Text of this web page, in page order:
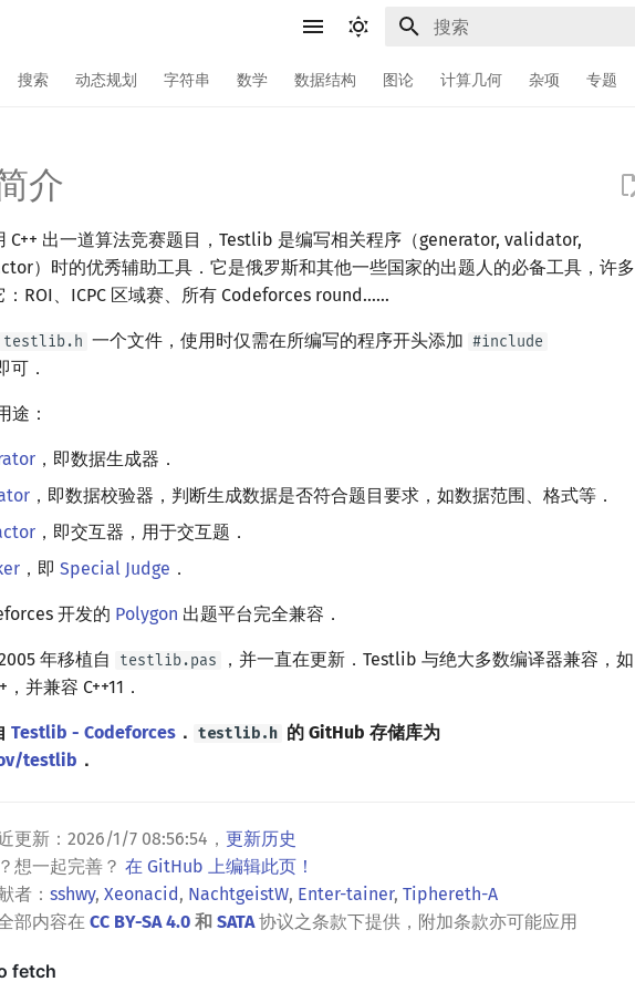
搜索 动态规划 字符串 数学 数据结构 图论 计算几何 杂项 专题
介
C++ 出一道算法竞赛题目，Testlib 是编写相关程序（generator, validator,
）时的优秀辅助工具．它是俄罗斯和其他一些国家的出题人的必备工具，许多
：ROI、ICPC 区域赛、所有 Codeforces round……
testlib.h 一个文件，使用时仅需在所编写的程序开头添加 #include
可．
途：
，即数据生成器．
，即数据校验器，判断生成数据是否符合题目要求，如数据范围、格式等．
，即交互器，用于交互题．
，即 Special Judge ．
开发的 Polygon 出题平台完全兼容．
年移植自 testlib.pas
，并一直在更新．Testlib 与绝大多数编译器兼容，如
，并兼容 C++11．
Testlib - Codeforces ． testlib.h 的 GitHub 存储库为
testlib ．
更新： 2026/1/7 08:56:54 ， 更新历史
想一起完善？ 在 GitHub 上编辑此页！
者： sshwy, Xeonacid, NachtgeistW, Enter-tainer, Tiphereth-A
部内容在 CC BY-SA 4.0 和 SATA协议之条款下提供，附加条款亦可能应用